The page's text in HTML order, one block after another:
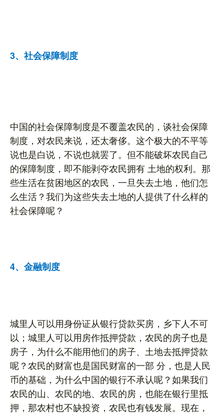
3、社会保障制度
中国的社会保障制度是不覆盖农民的，谈社会保障
制度，对农民来说，还太奢侈。这个极大的不平等
说也是白说，不说也就罢了。但不能破坏农民自己
的保障制度，即不能剥夺农民拥有 土地的权利。那
些生活在贫困地区的农民，一旦失去土地，他们怎
么生活？我们为这些失去土地的人提供了什么样的
社会保障呢？
4、金融制度
城里人可以用身份证从银行贷款买房，乡下人不可
以；城里人可以用房作抵押贷款，农民的房子也是
房子，为什么不能用他们的房子、土地去抵押贷款
呢？农民的财富也是国民财富的一部 分，也是人民
币的基础，为什么中国的银行不承认呢？如果我们
农民的山、农民的地、农民的房，也能在银行里抵
押，那农村也不缺投资，农民也有钱发展。现在，